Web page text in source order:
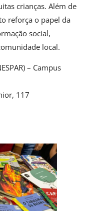
crianças. Além de
reforça o papel da
social,
local.
– Campus
117